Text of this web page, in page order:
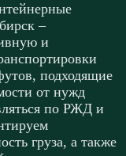
–
и
подходящие
от нужд
по РЖД и
груза, а также